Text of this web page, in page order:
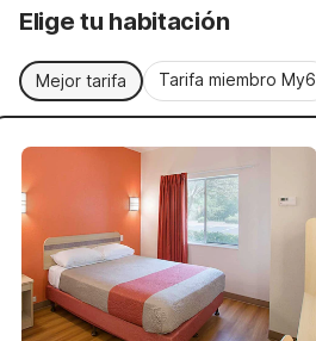
Elige tu habitación
Mejor tarifa Tarifa miembro My6